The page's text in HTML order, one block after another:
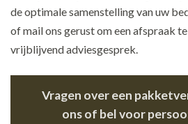
de optimale samenstelling van uw
of mail ons gerust om een afspraak
vrijblijvend adviesgesprek.
Vragen over een
ons of bel voor